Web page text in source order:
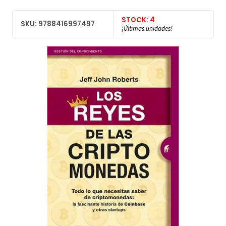
SKU: 9788416997497 STOCK: 4
¡Últimas unidades!